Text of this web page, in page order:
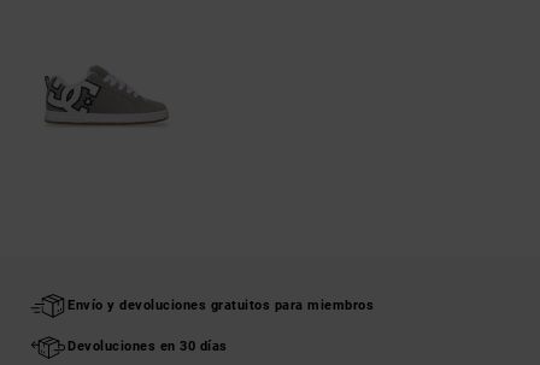
Envío y devoluciones gratuitos para miembros
Devoluciones en 30 días